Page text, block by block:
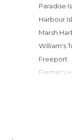
Visita guiada por el Heritage Museum of
The
Visita a la fábrica de cigarros Graycliff Cigar
Company
Paradise
Harbour
Marsh
William's
Freeport
Farmer's